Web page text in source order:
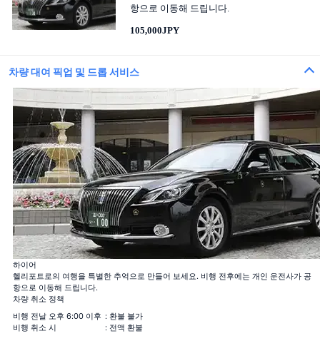
항으로 이동해 드립니다.
105,000JPY
100 송이의 장미 꽃다발
100%의 사랑
12 송이의 장미 꽃다발
결혼해주세요
40 송이의 장미 꽃다발
진실한 사랑
108 송이의 장미 꽃다발
결혼해주세요
99+1 송이의 장미 꽃다발
차량 대여 픽업 및 드롭 서비스
하이어
헬리포트로의 여행을 특별한 추억으로 만들어 보세요. 비행 전후에는 개인 운전사가 공
항으로 이동해 드립니다.
차량 취소 정책
비행 전날 오후 6:00 이후 : 환불 불가
비행 취소 시
: 전액 환불